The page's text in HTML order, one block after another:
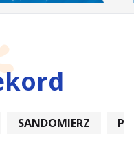
SANDOMIERZ